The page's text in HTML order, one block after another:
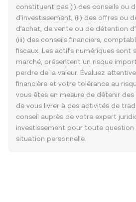
constituent pas (i) des conseils ou
d’investissement, (ii) des offres ou
d’achat, de vente ou de détention
(iii) des conseils financiers,
fiscaux. Les actifs numériques sont
marché, présentent un risque
perdre de la valeur. Évaluez
financière et votre tolérance au
vous êtes en mesure de détenir
de vous livrer à des activités de
conseil auprès de votre expert
investissement pour toute
situation personnelle.